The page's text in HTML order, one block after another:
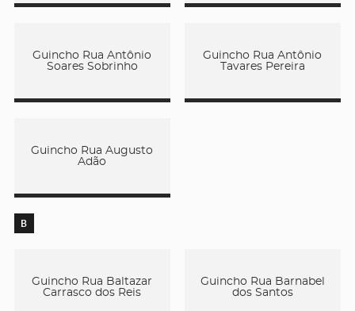
Guincho Rua Antônio
Soares Sobrinho
Guincho Rua Antônio
Tavares Pereira
Guincho Rua Augusto
Adão
B
Guincho Rua Baltazar
Carrasco dos Reis
Guincho Rua Barnabel
dos Santos